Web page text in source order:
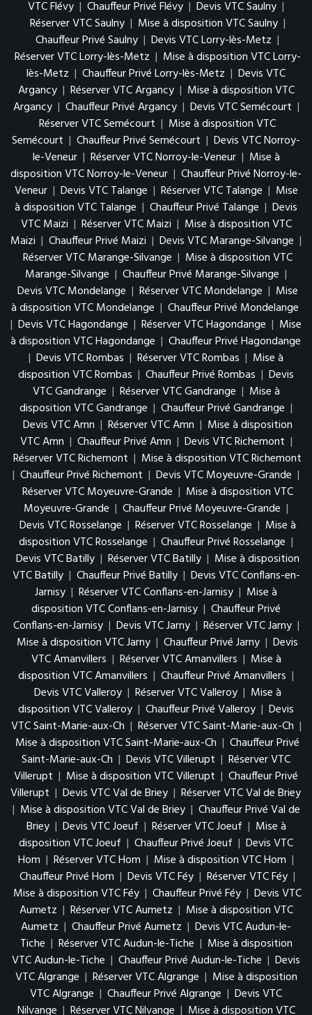
VTC Flévy | Chauffeur Privé Flévy | Devis VTC Saulny |
Réserver VTC Saulny | Mise à disposition VTC Saulny |
Chauffeur Privé Saulny | Devis VTC Lorry-lès-Metz |
Réserver VTC Lorry-lès-Metz | Mise à disposition VTC Lorry-
lès-Metz | Chauffeur Privé Lorry-lès-Metz | Devis VTC
Argancy | Réserver VTC Argancy | Mise à disposition VTC
Argancy | Chauffeur Privé Argancy | Devis VTC Semécourt |
Réserver VTC Semécourt | Mise à disposition VTC
Semécourt | Chauffeur Privé Semécourt | Devis VTC Norroy-
le-Veneur | Réserver VTC Norroy-le-Veneur | Mise à
disposition VTC Norroy-le-Veneur | Chauffeur Privé Norroy-le-
Veneur | Devis VTC Talange | Réserver VTC Talange | Mise
à disposition VTC Talange | Chauffeur Privé Talange | Devis
VTC Maizi | Réserver VTC Maizi | Mise à disposition VTC
Maizi | Chauffeur Privé Maizi | Devis VTC Marange-Silvange |
Réserver VTC Marange-Silvange | Mise à disposition VTC
Marange-Silvange | Chauffeur Privé Marange-Silvange |
Devis VTC Mondelange | Réserver VTC Mondelange | Mise
à disposition VTC Mondelange | Chauffeur Privé Mondelange
| Devis VTC Hagondange | Réserver VTC Hagondange | Mise
à disposition VTC Hagondange | Chauffeur Privé Hagondange
| Devis VTC Rombas | Réserver VTC Rombas | Mise à
disposition VTC Rombas | Chauffeur Privé Rombas | Devis
VTC Gandrange | Réserver VTC Gandrange | Mise à
disposition VTC Gandrange | Chauffeur Privé Gandrange |
Devis VTC Amn | Réserver VTC Amn | Mise à disposition
VTC Amn | Chauffeur Privé Amn | Devis VTC Richemont |
Réserver VTC Richemont | Mise à disposition VTC Richemont
| Chauffeur Privé Richemont | Devis VTC Moyeuvre-Grande |
Réserver VTC Moyeuvre-Grande | Mise à disposition VTC
Moyeuvre-Grande | Chauffeur Privé Moyeuvre-Grande |
Devis VTC Rosselange | Réserver VTC Rosselange | Mise à
disposition VTC Rosselange | Chauffeur Privé Rosselange |
Devis VTC Batilly | Réserver VTC Batilly | Mise à disposition
VTC Batilly | Chauffeur Privé Batilly | Devis VTC Conflans-en-
Jarnisy | Réserver VTC Conflans-en-Jarnisy | Mise à
disposition VTC Conflans-en-Jarnisy | Chauffeur Privé
Conflans-en-Jarnisy | Devis VTC Jarny | Réserver VTC Jarny |
Mise à disposition VTC Jarny | Chauffeur Privé Jarny | Devis
VTC Amanvillers | Réserver VTC Amanvillers | Mise à
disposition VTC Amanvillers | Chauffeur Privé Amanvillers |
Devis VTC Valleroy | Réserver VTC Valleroy | Mise à
disposition VTC Valleroy | Chauffeur Privé Valleroy | Devis
VTC Saint-Marie-aux-Ch | Réserver VTC Saint-Marie-aux-Ch |
Mise à disposition VTC Saint-Marie-aux-Ch | Chauffeur Privé
Saint-Marie-aux-Ch | Devis VTC Villerupt | Réserver VTC
Villerupt | Mise à disposition VTC Villerupt | Chauffeur Privé
Villerupt | Devis VTC Val de Briey | Réserver VTC Val de Briey
| Mise à disposition VTC Val de Briey | Chauffeur Privé Val de
Briey | Devis VTC Joeuf | Réserver VTC Joeuf | Mise à
disposition VTC Joeuf | Chauffeur Privé Joeuf | Devis VTC
Hom | Réserver VTC Hom | Mise à disposition VTC Hom |
Chauffeur Privé Hom | Devis VTC Féy | Réserver VTC Féy |
Mise à disposition VTC Féy | Chauffeur Privé Féy | Devis VTC
Aumetz | Réserver VTC Aumetz | Mise à disposition VTC
Aumetz | Chauffeur Privé Aumetz | Devis VTC Audun-le-
Tiche | Réserver VTC Audun-le-Tiche | Mise à disposition
VTC Audun-le-Tiche | Chauffeur Privé Audun-le-Tiche | Devis
VTC Algrange | Réserver VTC Algrange | Mise à disposition
VTC Algrange | Chauffeur Privé Algrange | Devis VTC
Nilvange | Réserver VTC Nilvange | Mise à disposition VTC